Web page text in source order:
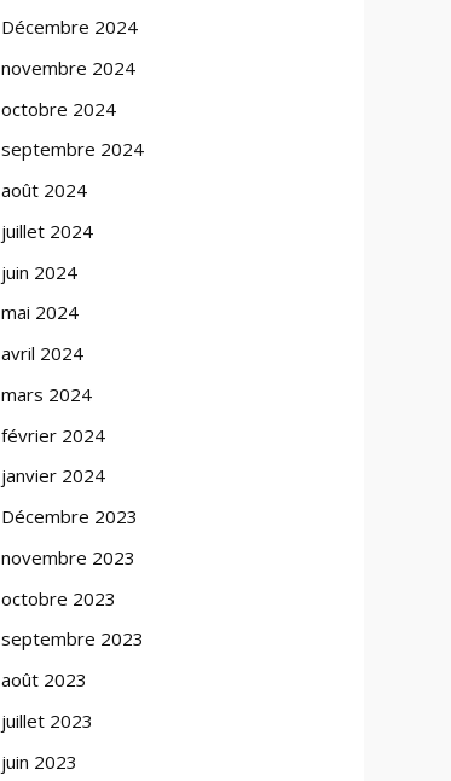
Décembre 2024
novembre 2024
octobre 2024
septembre 2024
août 2024
juillet 2024
juin 2024
mai 2024
avril 2024
mars 2024
février 2024
janvier 2024
Décembre 2023
novembre 2023
octobre 2023
septembre 2023
août 2023
juillet 2023
juin 2023